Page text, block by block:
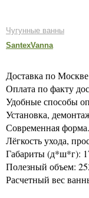
Чугунные ванны
SantexVanna
Доставка по
Оплата по факту
Удобные способы
Установка,
Современная форма.
Лёгкость ухода,
Габариты (д*ш*г):
Полезный объем:
Расчетный вес